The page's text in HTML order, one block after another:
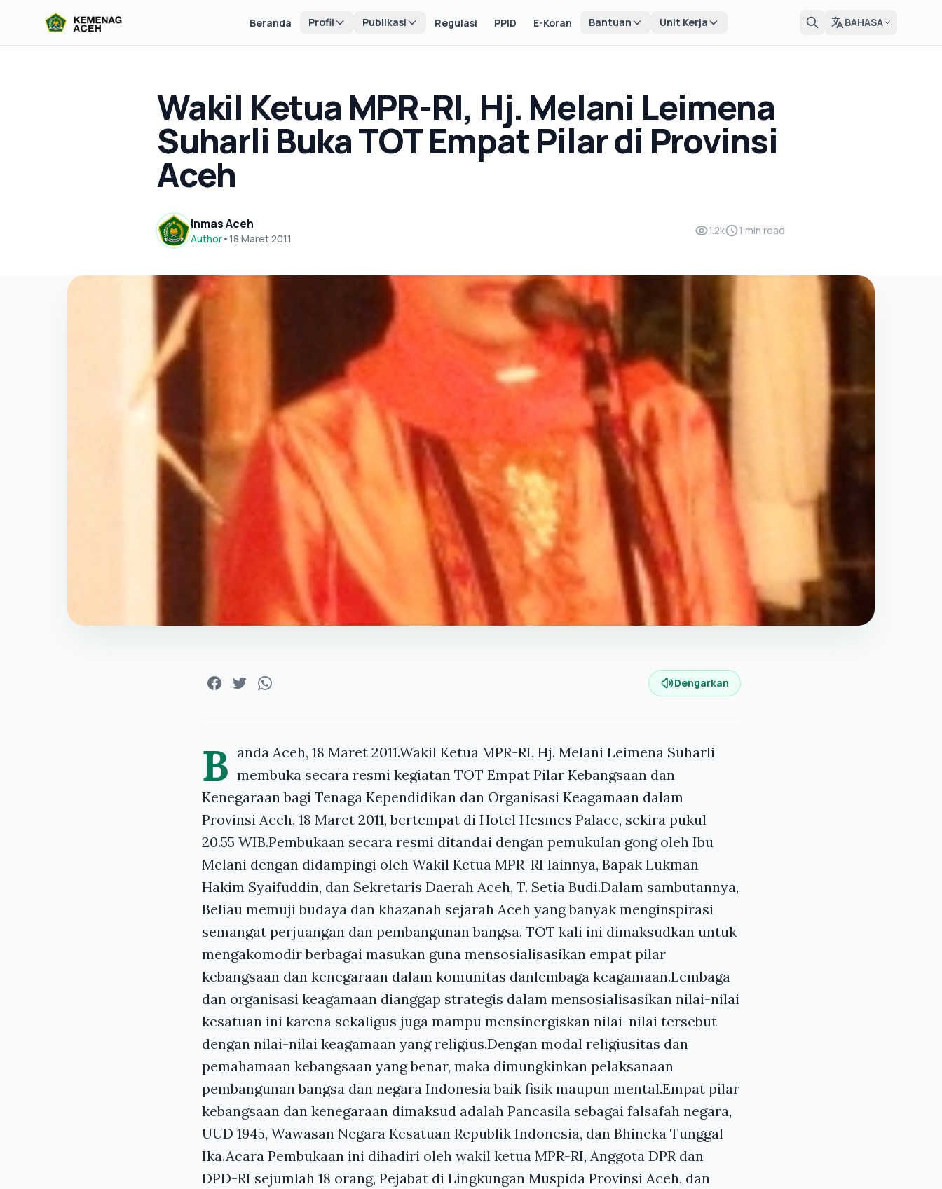
Beranda Profil Publikasi Regulasi PPID E-Koran Bantuan Unit Kerja BAHASA
Wakil Ketua MPR-RI, Hj. Melani Leimena
Suharli Buka TOT Empat Pilar di Provinsi
Aceh
Inmas Aceh
Author•18 Maret 2011
1.2k 1 min read
Dengarkan
B anda Aceh, 18 Maret 2011.Wakil Ketua MPR-RI, Hj. Melani Leimena Suharli
membuka secara resmi kegiatan TOT Empat Pilar Kebangsaan dan
Kenegaraan bagi Tenaga Kependidikan dan Organisasi Keagamaan dalam
Provinsi Aceh, 18 Maret 2011, bertempat di Hotel Hesmes Palace, sekira pukul
20.55 WIB.Pembukaan secara resmi ditandai dengan pemukulan gong oleh Ibu
Melani dengan didampingi oleh Wakil Ketua MPR-RI lainnya, Bapak Lukman
Hakim Syaifuddin, dan Sekretaris Daerah Aceh, T. Setia Budi.Dalam sambutannya,
Beliau memuji budaya dan khazanah sejarah Aceh yang banyak menginspirasi
semangat perjuangan dan pembangunan bangsa. TOT kali ini dimaksudkan untuk
mengakomodir berbagai masukan guna mensosialisasikan empat pilar
kebangsaan dan kenegaraan dalam komunitas danlembaga keagamaan.Lembaga
dan organisasi keagamaan dianggap strategis dalam mensosialisasikan nilai-nilai
kesatuan ini karena sekaligus juga mampu mensinergiskan nilai-nilai tersebut
dengan nilai-nilai keagamaan yang religius.Dengan modal religiusitas dan
pemahamaan kebangsaan yang benar, maka dimungkinkan pelaksanaan
pembangunan bangsa dan negara Indonesia baik fisik maupun mental.Empat pilar
kebangsaan dan kenegaraan dimaksud adalah Pancasila sebagai falsafah negara,
UUD 1945, Wawasan Negara Kesatuan Republik Indonesia, dan Bhineka Tunggal
Ika.Acara Pembukaan ini dihadiri oleh wakil ketua MPR-RI, Anggota DPR dan
DPD-RI sejumlah 18 orang, Pejabat di Lingkungan Muspida Provinsi Aceh, dan